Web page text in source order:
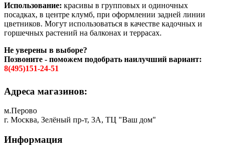
Использование: красивы в групповых и одиночных
посадках, в центре клумб, при оформлении задней линии
цветников. Могут использоваться в качестве кадочных и
горшечных растений на балконах и террасах.
Не уверены в выборе?
Позвоните - поможем подобрать наилучший вариант:
8(495)151-24-51
Адреса магазинов:
м.Перово
г. Москва, Зелёный пр-т, 3А, ТЦ "Ваш дом"
Информация